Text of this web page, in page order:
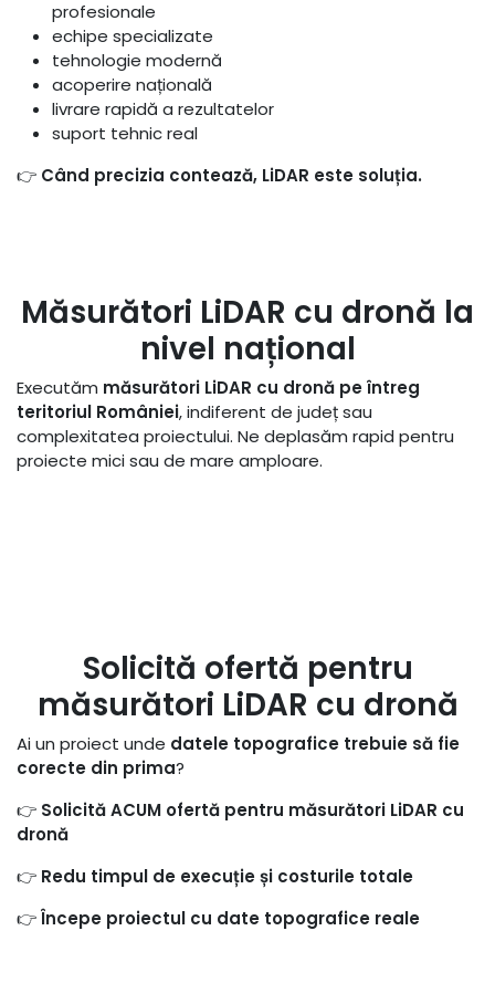
profesionale
echipe specializate
tehnologie modernă
acoperire națională
livrare rapidă a rezultatelor
suport tehnic real
👉 Când precizia contează, LiDAR este soluția.
Măsurători LiDAR cu dronă la
nivel național
Executăm măsurători LiDAR cu dronă pe întreg
teritoriul României, indiferent de județ sau
complexitatea proiectului. Ne deplasăm rapid pentru
proiecte mici sau de mare amploare.
Solicită ofertă pentru
măsurători LiDAR cu dronă
Ai un proiect unde datele topografice trebuie să fie
corecte din prima?
👉 Solicită ACUM ofertă pentru măsurători LiDAR cu
dronă
👉 Redu timpul de execuție și costurile totale
👉Începe proiectul cu date topografice reale